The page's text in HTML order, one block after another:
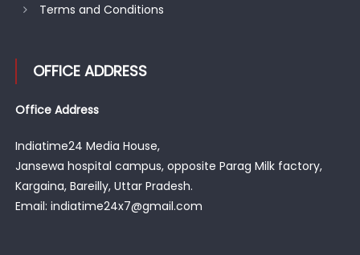
Terms and Conditions
OFFICE ADDRESS
Office Address
Indiatime24 Media House,
Jansewa hospital campus, opposite Parag Milk factory,
Kargaina, Bareilly, Uttar Pradesh.
Email: indiatime24x7@gmail.com